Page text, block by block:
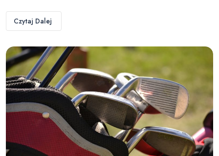
Czytaj Dalej